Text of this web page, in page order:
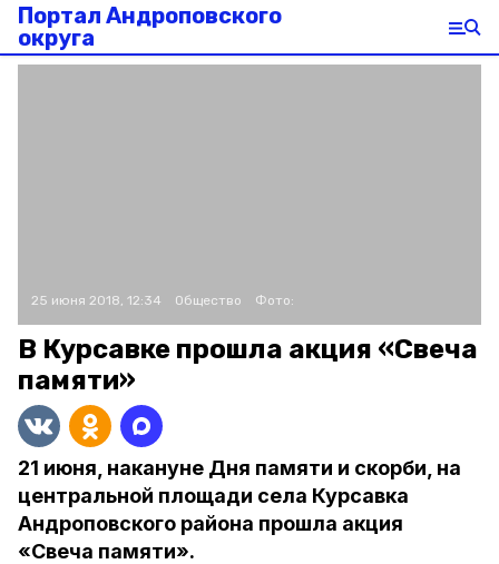
Портал Андроповского
округа
25 июня 2018, 12:34 Общество Фото:
В Курсавке прошла акция «Свеча
памяти»
21 июня, накануне Дня памяти и скорби, на
центральной площади села Курсавка
Андроповского района прошла акция
«Свеча памяти».